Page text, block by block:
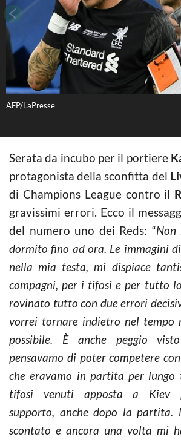
AFP/LaPresse
Serata da incubo per il portiere
protagonista della sconfitta del
di Champions League contro il
gravissimi errori. Ecco il
del numero uno dei Reds: “Non
dormito fino ad ora. Le immagini
nella mia testa, mi dispiace
compagni, per i tifosi e per tutto
rovinato tutto con due errori
vorrei tornare indietro nel tempo
possibile. È anche peggio
pensavamo di poter competere
che eravamo in partita per lungo
tifosi venuti apposta a Kiev
supporto, anche dopo la partita.
scontato e ancora una volta mi